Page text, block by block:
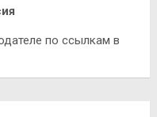
по ссылкам в